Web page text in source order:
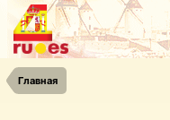
Главная